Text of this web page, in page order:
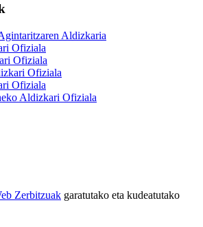
Aldizkaria
Ofiziala
Ofiziala
Ofiziala
Ofiziala
Aldizkari Ofiziala
Zerbitzuak garatutako eta kudeatutako